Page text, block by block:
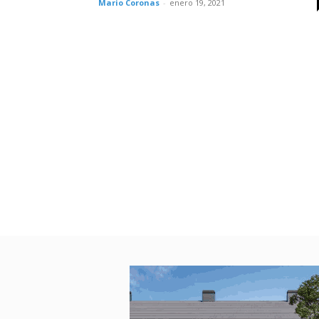
Mario Coronas - enero 19, 2021